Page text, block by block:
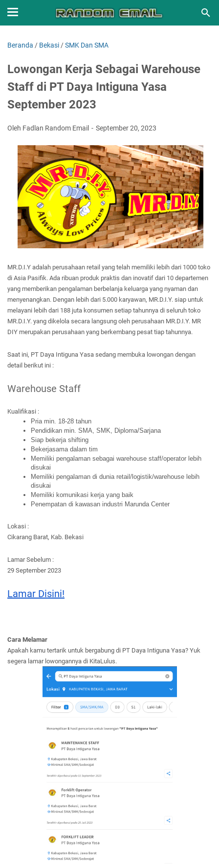
Beranda / Bekasi /SMK Dan SMA
Lowongan Kerja Sebagai Warehouse
Staff di PT Daya Intiguna Yasa
September 2023
Oleh Fadlan Random Email September 20, 2023
MR.D.I.Y adalah perusahaan retail yang telah memiliki lebih dari 1000 toko
di Asia Pasifik. Ada ribuan produk praktis dan inovatif dari 10 departemen
yang memberikan pengalaman berbelanja keluarga yang nyaman dan
menyenangkan. Dengan lebih dari 5.000 karyawan, MR.D.I.Y. siap untuk
melayani lebih dari 188 juta konsumen setiap tahunnya di seluruh toko
MR.D.I.Y. yang dikelola secara langsung oleh perusahaan MR.D.I.Y. MR
DIY merupakan perusahaan yang berkembang pesat tiap tahunnya.
Saat ini, PT Daya Intiguna Yasa sedang membuka lowongan dengan
detail berikut ini :
Warehouse Staff
Kualifikasi :
Pria min. 18-28 tahun
Pendidikan min. SMA, SMK, Diploma/Sarjana
Siap bekerja shifting
Bekerjasama dalam tim
Memiliki pengalaman sebagai warehouse staff/operator lebih
disukai
Memiliki pengalaman di dunia retail/logistik/warehouse lebih
disukai
Memiliki komunikasi kerja yang baik
Penempatan di kawasan industri Marunda Center
Lokasi :
Cikarang Barat, Kab. Bekasi
Lamar Sebelum :
29 September 2023
Lamar Disini!
Cara Melamar
Apakah kamu tertarik untuk bergabung di PT Daya Intiguna Yasa? Yuk
segera lamar lowongannya di KitaLulus.